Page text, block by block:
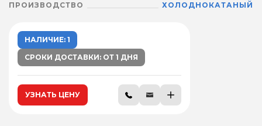
ПРОИЗВОДСТВО
ХОЛОДНОКАТАНЫЙ
НАЛИЧИЕ: 1
СРОКИ ДОСТАВКИ: ОТ 1 ДНЯ
УЗНАТЬ ЦЕНУ